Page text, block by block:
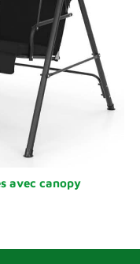
avec canopy